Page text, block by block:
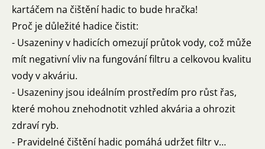
kartáčem na čištění hadic to bude hračka!
Proč je důležité hadice čistit:
- Usazeniny v hadicích omezují průtok vody, což může
mít negativní vliv na fungování filtru a celkovou kvalitu
vody v akváriu.
- Usazeniny jsou ideálním prostředím pro růst řas,
které mohou znehodnotit vzhled akvária a ohrozit
zdraví ryb.
- Pravidelné čištění hadic pomáhá udržet filtr v